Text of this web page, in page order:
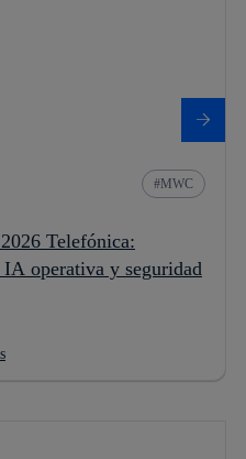
MWC
Telefónica:
operativa y seguridad